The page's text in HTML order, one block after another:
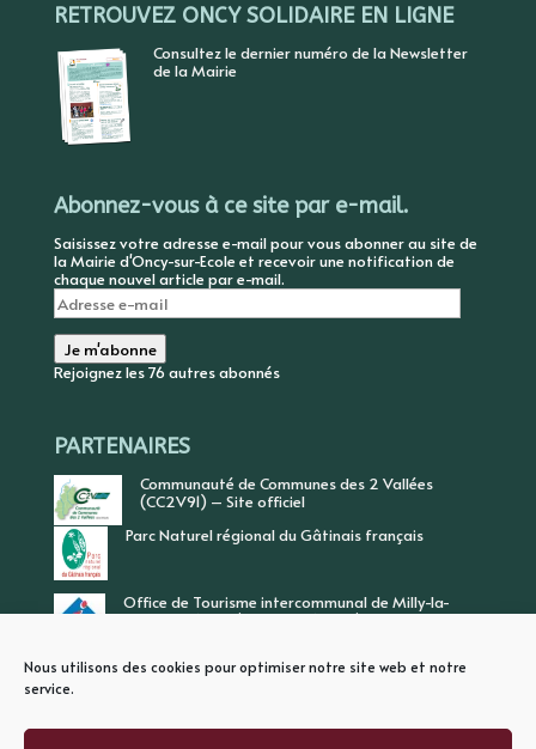
Nous utilisons des cookies pour optimiser notre site web et notre
service.
RETROUVEZ ONCY SOLIDAIRE EN LIGNE
Consultez le dernier numéro de la Newsletter
de la Mairie
Abonnez-vous à ce site par e-mail.
Saisissez votre adresse e-mail pour vous abonner au site de
la Mairie d'Oncy-sur-Ecole et recevoir une notification de
chaque nouvel article par e-mail.
Adresse
e-
mail
Je m'abonne
Rejoignez les 76 autres abonnés
PARTENAIRES
Communauté de Communes des 2 Vallées
(CC2V91) – Site officiel
Parc Naturel régional du Gâtinais français
Office de Tourisme intercommunal de Milly-la-
Forêt, Vallée de l’Ecole, Vallée de l’Essonne